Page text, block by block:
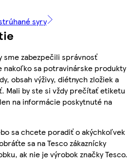
syry
sme zabezpečili správnosť
sa potravinárske produkty
obsah výživy, diétnych zložiek a
Mali by ste si vždy prečítať etiketu
na informácie poskytnuté na
sa chcete poradiť o akýchkoľvek
sa na Tesco zákaznícky
ak nie je výrobok značky Tesco.